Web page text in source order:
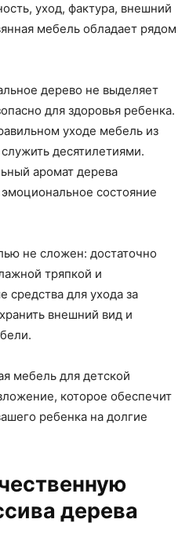
уход, фактура, внешний
мебель обладает рядом
дерево не выделяет
для здоровья ребенка.
уходе мебель из
десятилетиями.
аромат дерева
состояние
не сложен: достаточно
тряпкой и
средства для ухода за
внешний вид и
мебель для детской
которое обеспечит
ребенка на долгие
дерева